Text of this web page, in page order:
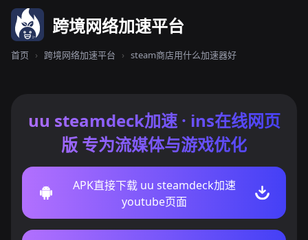
跨境网络加速平台
首页 › 跨境网络加速平台 › steam商店用什么加速器好
uu steamdeck加速 · ins在线网页
版 专为流媒体与游戏优化
APK直接下载 uu steamdeck加速
youtube页面